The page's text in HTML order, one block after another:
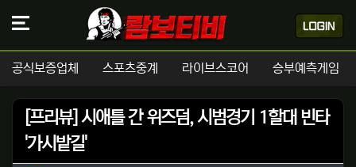
공식보증업체 스포츠중계 라이브스코어 승부예측게임
[프리뷰] 시애틀 간 위즈덤, 시범경기 1할대 빈타
'가시밭길'